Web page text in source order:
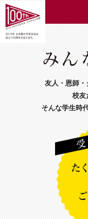
友人・恩師
校友
そんな学生時
100